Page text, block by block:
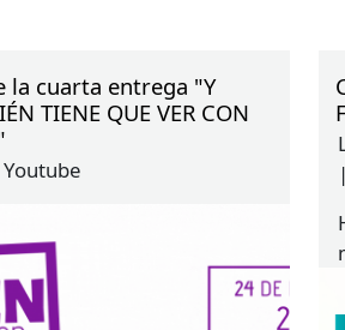
la cuarta entrega "Y
TIENE QUE VER CON
Youtube